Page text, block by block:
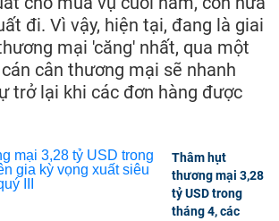
đi. Vì vậy, hiện tại, đang là giai
mại 'căng' nhất, qua một
cân thương mại sẽ nhanh
trở lại khi các đơn hàng được
Thâm hụt
thương mại 3,28
tỷ USD trong
tháng 4, các